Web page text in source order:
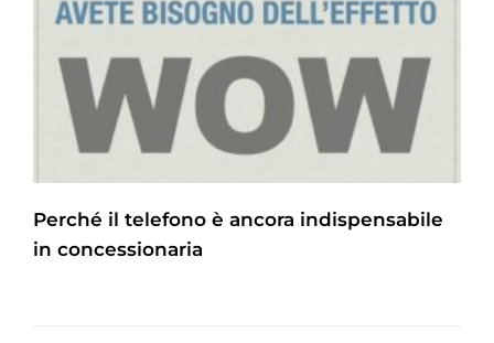
Perché il telefono è ancora indispensabile
in concessionaria